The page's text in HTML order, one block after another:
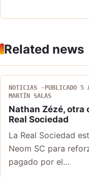
Related news
NOTICIAS PUBLICADO 5
MARTÍN SALAS
Nathan Zézé, otra
Real Sociedad
La Real Sociedad
Neom SC para
pagado por el…